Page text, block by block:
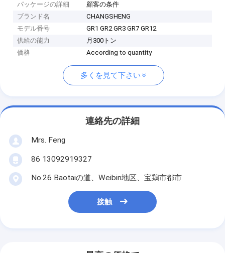
パッケージの詳細
顧客の条件
ブランド名
CHANGSHENG
モデル番号
GR1 GR2 GR3 GR7 GR12
供給の能力
月300トン
価格
According to quantity
多くを見て下さい
連絡先の詳細
Mrs. Feng
86 13092919327
No.26 Baotaiの道、Weibin地区、宝鶏市都市
接触